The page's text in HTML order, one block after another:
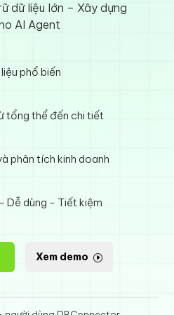
dữ liệu lớn – Xây dựng
AI Agent
phổ biến
tổng thể đến chi tiết
phân tích kinh doanh
Dễ dùng - Tiết kiệm
Xem demo